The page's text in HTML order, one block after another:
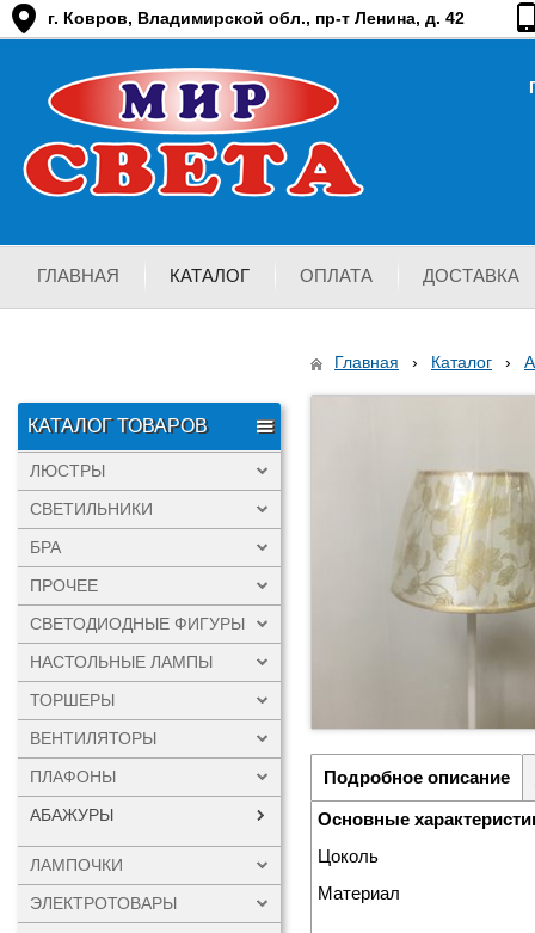
г. Ковров, Владимирской обл., пр-т Ленина, д. 42
ГЛАВНАЯ КАТАЛОГ ОПЛАТА ДОСТАВКА
КАТАЛОГ ТОВАРОВ
ЛЮСТРЫ
СВЕТИЛЬНИКИ
БРА
ПРОЧЕЕ
СВЕТОДИОДНЫЕ ФИГУРЫ
НАСТОЛЬНЫЕ ЛАМПЫ
ТОРШЕРЫ
ВЕНТИЛЯТОРЫ
ПЛАФОНЫ
АБАЖУРЫ
ЛАМПОЧКИ
ЭЛЕКТРОТОВАРЫ
Главная › Каталог ›
Подробное описание
Основные
Цоколь
Материал